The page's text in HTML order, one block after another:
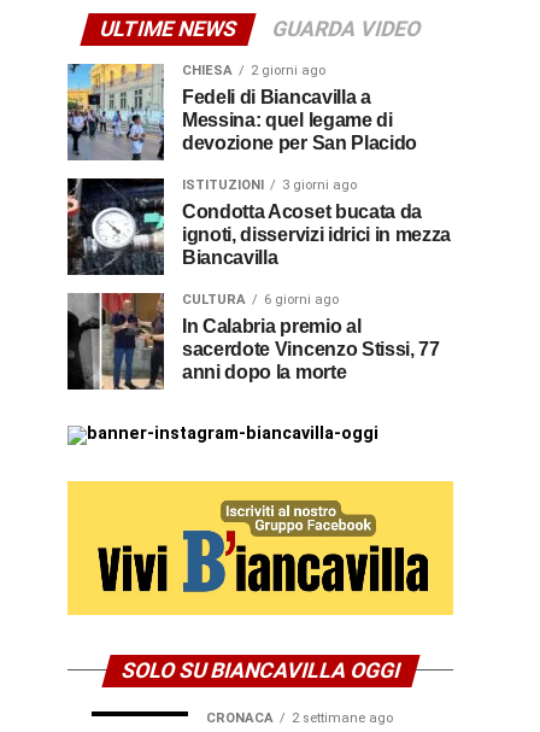
ULTIME NEWS GUARDA VIDEO
CHIESA 2 giorni ago
Fedeli di Biancavilla a
Messina: quel legame di
devozione per San Placido
ISTITUZIONI 3 giorni ago
Condotta Acoset bucata da
ignoti, disservizi idrici in mezza
Biancavilla
CULTURA 6 giorni ago
In Calabria premio al
sacerdote Vincenzo Stissi, 77
anni dopo la morte
SOLO SU BIANCAVILLA OGGI
CRONACA 2 settimane ago